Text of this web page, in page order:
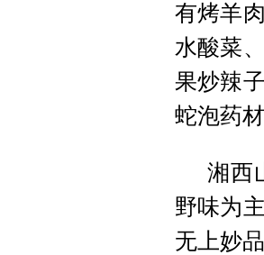
有烤羊
水酸菜
果炒辣
蛇泡药
湘西
野味为
无上妙